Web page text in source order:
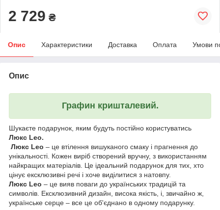
2 729 ₴
Опис Характеристики Доставка Оплата Умови
Опис
Графин кришталевий.
Шукаєте подарунок, яким будуть постійно користуватись
Люкс Leo.
Люкс Leo – це втілення вишуканого смаку і прагнення до
унікальності. Кожен виріб створений вручну, з використанням
найкращих матеріалів. Це ідеальний подарунок для тих, хто
цінує ексклюзивні речі і хоче виділитися з натовпу.
Люкс Leo – це вияв поваги до українських традицій та
символів. Ексклюзивний дизайн, висока якість, і, звичайно ж,
українське серце – все це об'єднано в одному подарунку.